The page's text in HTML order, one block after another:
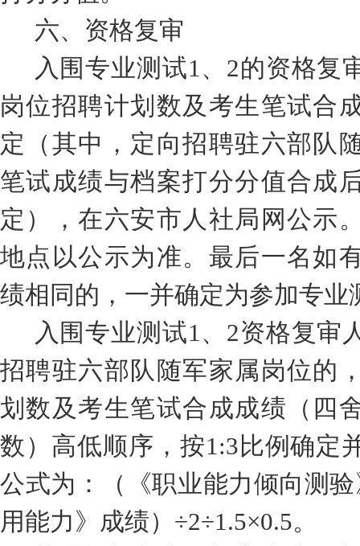
六、 资格复审
入围专业测试1、 2的资格复
岗位招聘计划数及考生笔试合
定
（ 其中，定向招聘驻六部队
笔试成绩与档案打分分值合成
定 ），在六安市人社局 网公示
地点以公示为准。最后一名如
绩相同的，一并确定为参加专业
入围专业测试1、 2资格复审
招聘驻六部队 随军家属岗位的
划数及考生笔试合成成绩（四
数）高低顺序 ， 按1:3 比例确定
公式为 ： （
《职业能力倾向测
用能力》成绩） ÷2÷1.5×0.5。